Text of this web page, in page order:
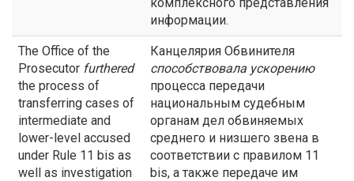
информации.
The Office of the
Prosecutor furthered
the process of
transferring cases of
intermediate and
lower-level accused
under Rule 11 bis as
well as investigation
Канцелярия Обвинителя
способствовала ускорению
процесса передачи
национальным судебным
органам дел обвиняемых
среднего и низшего звена в
соответствии с правилом 11
bis, а также передаче им